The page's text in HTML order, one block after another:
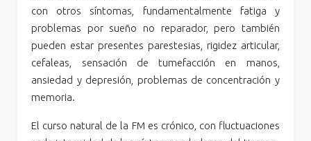
con otros síntomas, fundamentalmente fatiga y
problemas por sueño no reparador, pero también
pueden estar presentes parestesias, rigidez articular,
cefaleas, sensación de tumefacción en manos,
ansiedad y depresión, problemas de concentración y
memoria.
El curso natural de la FM es crónico, con fluctuaciones